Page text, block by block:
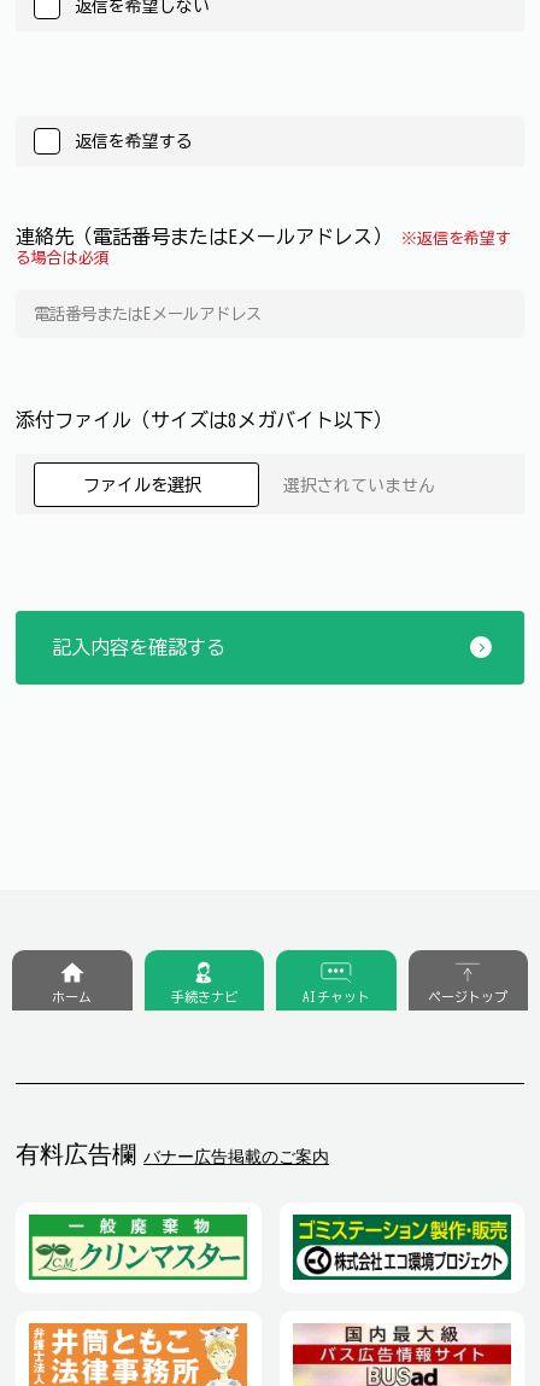
返信を希望しない
返信を希望する
連絡先（電話番号またはEメールアドレス）
※返信を希望す
る場合は必須
添付ファイル（サイズは8メガバイト以下）
ファイルを選択 選択されていません
有料広告欄 バナー広告掲載のご案内
ホーム 手続きナビ AIチャット ページトップ